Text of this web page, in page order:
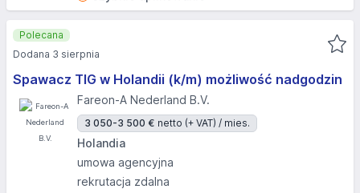
Spawacz TIG w Holandii (k/m) możliwość nadgodzin
Fareon-A Nederland B.V.
3 050-3 500 € netto (+ VAT) / mies.
Holandia
umowa agencyjna
rekrutacja zdalna
Polecana
Dodana 3 sierpnia